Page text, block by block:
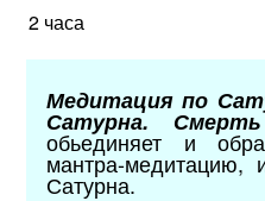
2 часа
Медитация по
Сатурна.
обьединяет и
мантра-медитацию,
Сатурна.